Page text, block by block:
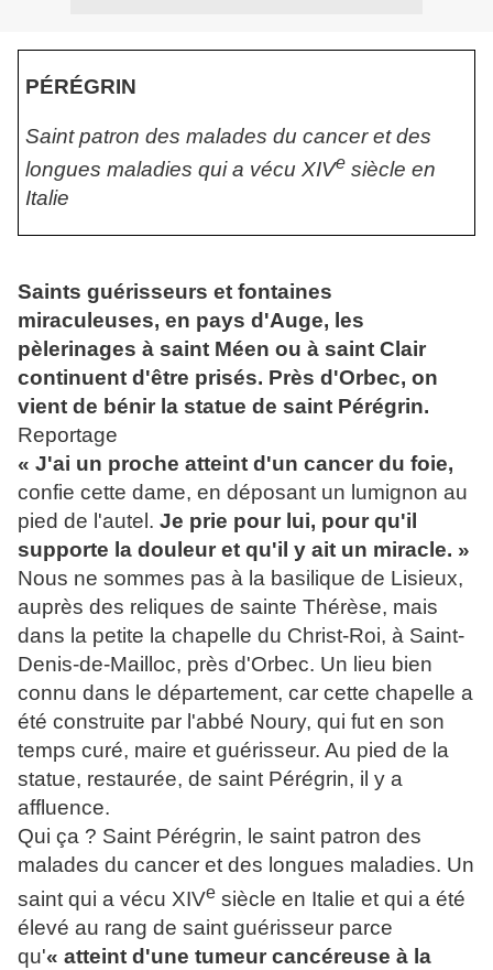
PÉRÉGRIN
Saint patron des malades du cancer et des
longues maladies qui a vécu XIVesiècle en
Italie
Saints guérisseurs et fontaines
miraculeuses, en pays d'Auge, les
pèlerinages à saint Méen ou à saint Clair
continuent d'être prisés. Près d'Orbec, on
vient de bénir la statue de saint Pérégrin.
Reportage
« J'ai un proche atteint d'un cancer du foie,
confie cette dame, en déposant un lumignon au
pied de l'autel. Je prie pour lui, pour qu'il
supporte la douleur et qu'il y ait un miracle. »
Nous ne sommes pas à la basilique de Lisieux,
auprès des reliques de sainte Thérèse, mais
dans la petite la chapelle du Christ-Roi, à Saint-
Denis-de-Mailloc, près d'Orbec. Un lieu bien
connu dans le département, car cette chapelle a
été construite par l'abbé Noury, qui fut en son
temps curé, maire et guérisseur. Au pied de la
statue, restaurée, de saint Pérégrin, il y a
affluence.
Qui ça ? Saint Pérégrin, le saint patron des
malades du cancer et des longues maladies. Un
saint qui a vécu XIVe siècle en Italie et qui a été
élevé au rang de saint guérisseur parce
qu'« atteint d'une tumeur cancéreuse à la